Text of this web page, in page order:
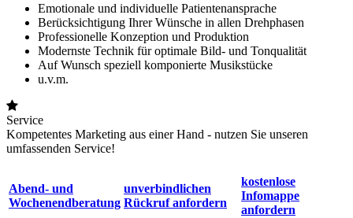
Emotionale und individuelle Patientenansprache
Berücksichtigung Ihrer Wünsche in allen Drehphasen
Professionelle Konzeption und Produktion
Modernste Technik für optimale Bild- und Tonqualität
Auf Wunsch speziell komponierte Musikstücke
u.v.m.
Service
Kompetentes Marketing aus einer Hand - nutzen Sie unseren
umfassenden Service!
Abend- und
Wochenendberatung
unverbindlichen
Rückruf anfordern
kostenlose
Infomappe
anfordern